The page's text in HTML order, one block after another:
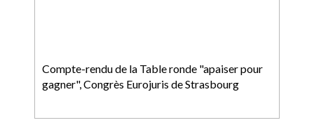
Compte-rendu de la Table ronde "apaiser pour
gagner", Congrès Eurojuris de Strasbourg